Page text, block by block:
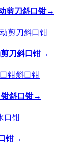
剪刀斜口钳→
刀斜口钳→
斜口钳→
钳→